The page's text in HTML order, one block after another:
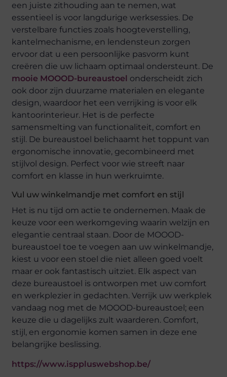
een juiste zithouding aan te nemen, wat
essentieel is voor langdurige werksessies. De
verstelbare functies zoals hoogteverstelling,
kantelmechanisme, en lendensteun zorgen
ervoor dat u een persoonlijke pasvorm kunt
creëren die uw lichaam optimaal ondersteunt. De
mooie MOOOD-bureaustoel onderscheidt zich
ook door zijn duurzame materialen en elegante
design, waardoor het een verrijking is voor elk
kantoorinterieur. Het is de perfecte
samensmelting van functionaliteit, comfort en
stijl. De bureaustoel belichaamt het toppunt van
ergonomische innovatie, gecombineerd met
stijlvol design. Perfect voor wie streeft naar
comfort en klasse in hun werkruimte.
Vul uw winkelmandje met comfort en stijl
Het is nu tijd om actie te ondernemen. Maak de
keuze voor een werkomgeving waarin welzijn en
elegantie centraal staan. Door de MOOOD-
bureaustoel toe te voegen aan uw winkelmandje,
kiest u voor een stoel die niet alleen goed voelt
maar er ook fantastisch uitziet. Elk aspect van
deze bureaustoel is ontworpen met uw comfort
en werkplezier in gedachten. Verrijk uw werkplek
vandaag nog met de MOOOD-bureaustoel; een
keuze die u dagelijks zult waarderen. Comfort,
stijl, en ergonomie komen samen in deze ene
belangrijke beslissing.
https://www.isppluswebshop.be/